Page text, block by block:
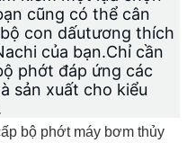
cũng có thể cân
bộ con dấutương thích
của bạn.Chỉ cần
phớt đáp ứng các
sản xuất cho kiểu
bộ phớt máy bơm thủy